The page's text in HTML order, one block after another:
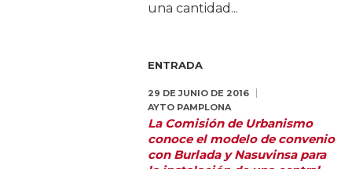
una cantidad...
ENTRADA
29 DE JUNIO DE 2016
AYTO PAMPLONA
La Comisión de Urbanismo
conoce el modelo de convenio
con Burlada y Nasuvinsa para